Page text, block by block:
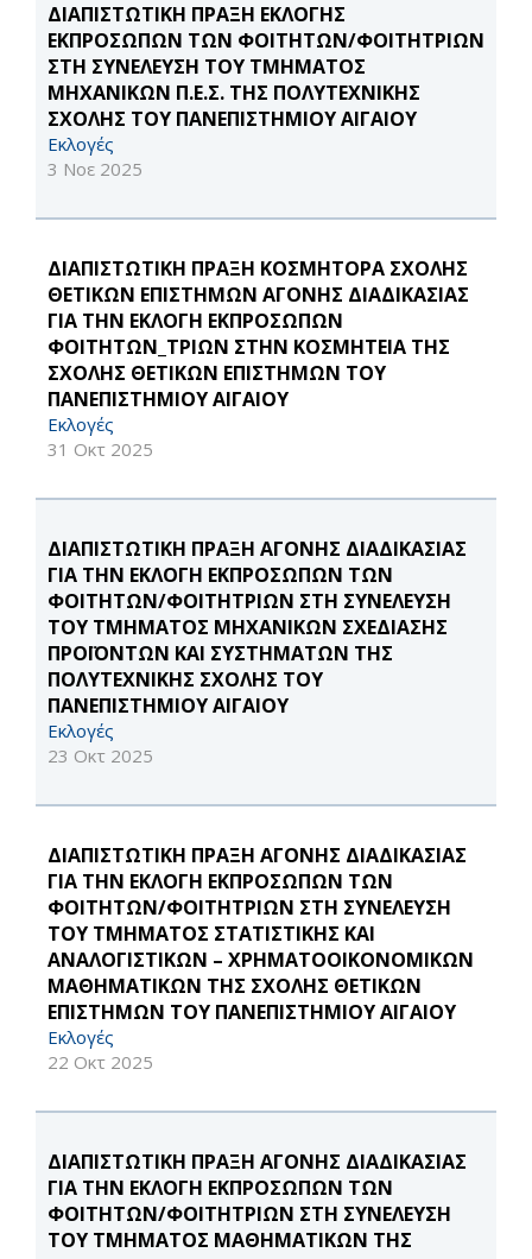
ΔΙΑΠΙΣΤΩΤΙΚΗ ΠΡΑΞΗ ΕΚΛΟΓΗΣ
ΕΚΠΡΟΣΩΠΩΝ ΤΩΝ ΦΟΙΤΗΤΩΝ/ΦΟΙΤΗΤΡΙΩΝ
ΣΤΗ ΣΥΝΕΛΕΥΣΗ ΤΟΥ ΤΜΗΜΑΤΟΣ
ΜΗΧΑΝΙΚΩΝ Π.Ε.Σ. ΤΗΣ ΠΟΛΥΤΕΧΝΙΚΗΣ
ΣΧΟΛΗΣ ΤΟΥ ΠΑΝΕΠΙΣΤΗΜΙΟΥ ΑΙΓΑΙΟΥ
Εκλογές
3 Νοε 2025
ΔΙΑΠΙΣΤΩΤΙΚΗ ΠΡΑΞΗ ΚΟΣΜΗΤΟΡΑ ΣΧΟΛΗΣ
ΘΕΤΙΚΩΝ ΕΠΙΣΤΗΜΩΝ ΑΓΟΝΗΣ ΔΙΑΔΙΚΑΣΙΑΣ
ΓΙΑ ΤΗΝ ΕΚΛΟΓΗ ΕΚΠΡΟΣΩΠΩΝ
ΦΟΙΤΗΤΩΝ_ΤΡΙΩΝ ΣΤΗΝ ΚΟΣΜΗΤΕΙΑ ΤΗΣ
ΣΧΟΛΗΣ ΘΕΤΙΚΩΝ ΕΠΙΣΤΗΜΩΝ ΤΟΥ
ΠΑΝΕΠΙΣΤΗΜΙΟΥ ΑΙΓΑΙΟΥ
Εκλογές
31 Οκτ 2025
ΔΙΑΠΙΣΤΩΤΙΚΗ ΠΡΑΞΗ ΑΓΟΝΗΣ ΔΙΑΔΙΚΑΣΙΑΣ
ΓΙΑ ΤΗΝ ΕΚΛΟΓΗ ΕΚΠΡΟΣΩΠΩΝ ΤΩΝ
ΦΟΙΤΗΤΩΝ/ΦΟΙΤΗΤΡΙΩΝ ΣΤΗ ΣΥΝΕΛΕΥΣΗ
ΤΟΥ ΤΜΗΜΑΤΟΣ ΜΗΧΑΝΙΚΩΝ ΣΧΕΔΙΑΣΗΣ
ΠΡΟΪΟΝΤΩΝ ΚΑΙ ΣΥΣΤΗΜΑΤΩΝ ΤΗΣ
ΠΟΛΥΤΕΧΝΙΚΗΣ ΣΧΟΛΗΣ ΤΟΥ
ΠΑΝΕΠΙΣΤΗΜΙΟΥ ΑΙΓΑΙΟΥ
Εκλογές
23 Οκτ 2025
ΔΙΑΠΙΣΤΩΤΙΚΗ ΠΡΑΞΗ ΑΓΟΝΗΣ ΔΙΑΔΙΚΑΣΙΑΣ
ΓΙΑ ΤΗΝ ΕΚΛΟΓΗ ΕΚΠΡΟΣΩΠΩΝ ΤΩΝ
ΦΟΙΤΗΤΩΝ/ΦΟΙΤΗΤΡΙΩΝ ΣΤΗ ΣΥΝΕΛΕΥΣΗ
ΤΟΥ ΤΜΗΜΑΤΟΣ ΣΤΑΤΙΣΤΙΚΗΣ ΚΑΙ
ΑΝΑΛΟΓΙΣΤΙΚΩΝ – ΧΡΗΜΑΤΟΟΙΚΟΝΟΜΙΚΩΝ
ΜΑΘΗΜΑΤΙΚΩΝ ΤΗΣ ΣΧΟΛΗΣ ΘΕΤΙΚΩΝ
ΕΠΙΣΤΗΜΩΝ ΤΟΥ ΠΑΝΕΠΙΣΤΗΜΙΟΥ ΑΙΓΑΙΟΥ
Εκλογές
22 Οκτ 2025
ΔΙΑΠΙΣΤΩΤΙΚΗ ΠΡΑΞΗ ΑΓΟΝΗΣ ΔΙΑΔΙΚΑΣΙΑΣ
ΓΙΑ ΤΗΝ ΕΚΛΟΓΗ ΕΚΠΡΟΣΩΠΩΝ ΤΩΝ
ΦΟΙΤΗΤΩΝ/ΦΟΙΤΗΤΡΙΩΝ ΣΤΗ ΣΥΝΕΛΕΥΣΗ
ΤΟΥ ΤΜΗΜΑΤΟΣ ΜΑΘΗΜΑΤΙΚΩΝ ΤΗΣ